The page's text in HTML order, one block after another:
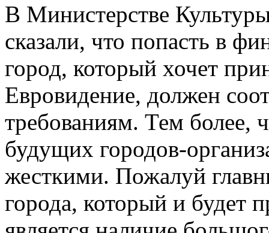
В Министерстве
сказали, что попасть в
город, который хочет
Евровидение, должен
требованиям. Тем более,
будущих городов-
жесткими. Пожалуй
города, который и будет